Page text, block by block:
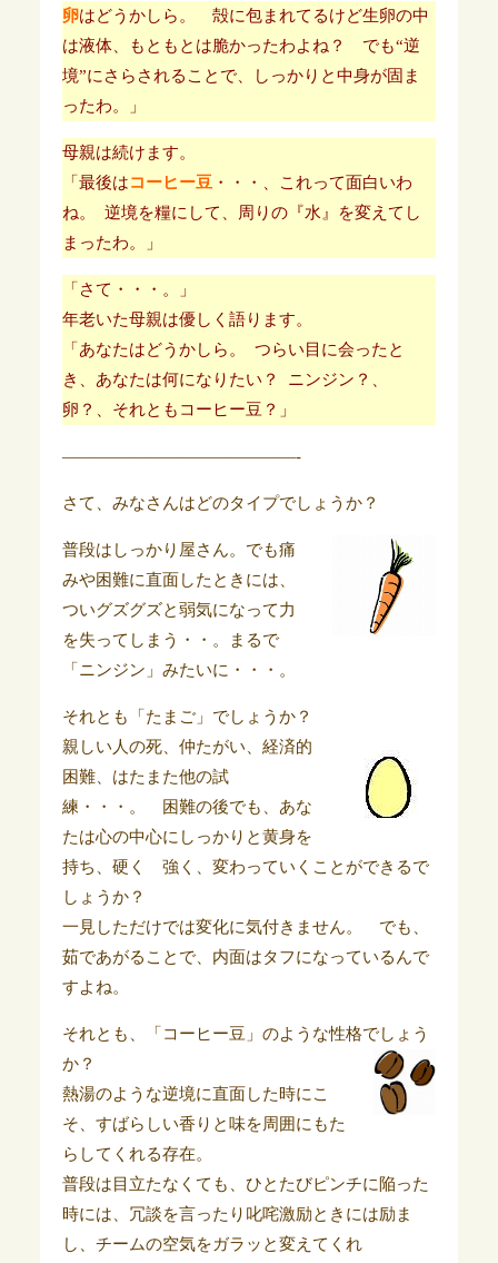
卵はどうかしら。 殻に包まれてるけど生卵の中
は液体、もともとは脆かったわよね？ でも“逆
境”にさらされることで、しっかりと中身が固ま
ったわ。」
母親は続けます。
「最後はコーヒー豆 ・・・、これって面白いわ
ね。 逆境を糧にして、周りの『水』を変えてし
まったわ。」
「さて・・・。」
年老いた母親は優しく語ります。
「あなたはどうかしら。 つらい目に会ったと
き、あなたは何になりたい？ ニンジン？、
卵？、それともコーヒー豆？」
——————————————-
さて、みなさんはどのタイプでしょうか？
普段はしっかり屋さん。でも痛
みや困難に直面したときには、
ついグズグズと弱気になって力
を失ってしまう・・。まるで
「ニンジン」みたいに・・・。
それとも「たまご」でしょうか？
親しい人の死、仲たがい、経済的
困難、はたまた他の試
練・・・。 困難の後でも、あな
たは心の中心にしっかりと黄身を
持ち、硬く 強く、変わっていくことができるで
しょうか？
一見しただけでは変化に気付きません。 でも、
茹であがることで、内面はタフになっているんで
すよね。
それとも、「コーヒー豆」のような性格でしょう
か？
熱湯のような逆境に直面した時にこ
そ、すばらしい香りと味を周囲にもた
らしてくれる存在。
普段は目立たなくても、ひとたびピンチに陥った
時には、冗談を言ったり叱咤激励ときには励ま
し、チームの空気をガラッと変えてくれ